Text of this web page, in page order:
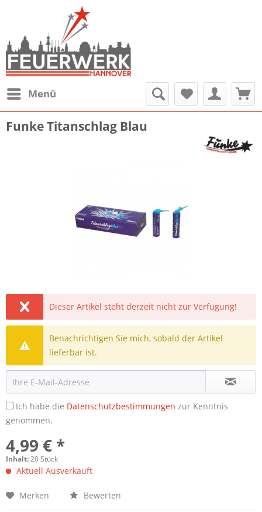
Menü
Funke Titanschlag Blau
Dieser Artikel steht derzeit nicht zur Verfügung!
Benachrichtigen Sie mich, sobald der Artikel
lieferbar ist.
Ich habe die Datenschutzbestimmungen zur Kenntnis
genommen.
4,99 € *
Inhalt:20 Stück
Aktuell Ausverkauft
Merken Bewerten